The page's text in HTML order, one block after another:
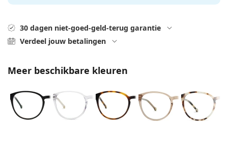
Alle merken
Persol
Alle lenzenvloeistoffen
02 446 01 11
Online
30 dagen niet-goed-geld-terug garantie
Verdeel jouw betalingen
Meer beschikbare kleuren